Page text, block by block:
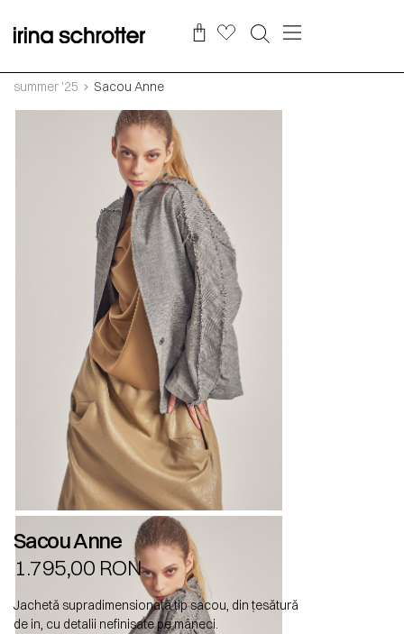
summer '25 Sacou Anne
Sacou Anne
1.795,00 RON
Jachetă supradimensionată tip sacou, din țesătură
de in, cu detalii nefinisate pe mâneci.